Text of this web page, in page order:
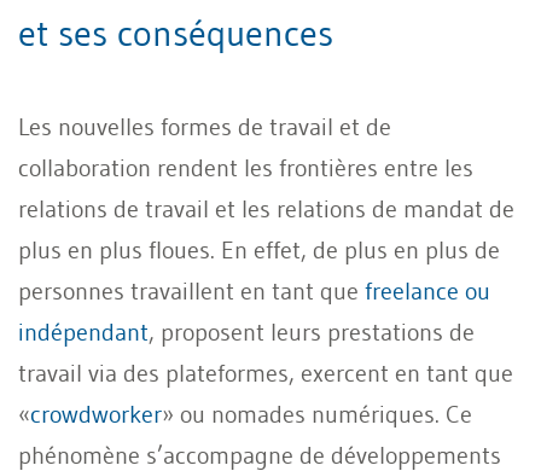
et ses conséquences
Les nouvelles formes de travail et de
collaboration rendent les frontières entre les
relations de travail et les relations de mandat de
plus en plus floues. En effet, de plus en plus de
personnes travaillent en tant que freelance ou
indépendant, proposent leurs prestations de
travail via des plateformes, exercent en tant que
«crowdworker» ou nomades numériques. Ce
phénomène s’accompagne de développements